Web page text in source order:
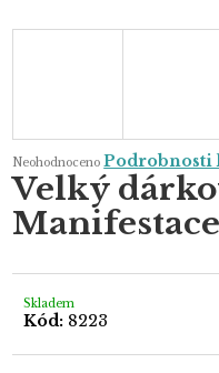
Průměrné
hodnocení
produktu
0,0
z
Neohodnoceno Podrobnosti
Velký
Manifestace
Skladem
Kód: 8223